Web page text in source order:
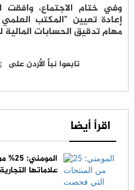
وفي ختام الاجتماع، وافقت
إعادة تعيين "المكتب
مهام تدقيق الحسابات المالية
تابعوا نبأ الأردن على
اقرأ أيضا
علاماتها